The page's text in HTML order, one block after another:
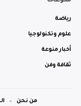
رياضة
علوم وتكنولوجيا
أخبار منوعة
ثقافة وفن
من نحن